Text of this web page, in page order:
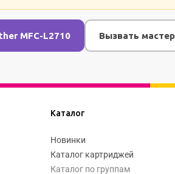
MFC-L2710 Вызвать
Каталог
Новинки
Каталог картриджей
Каталог по группам